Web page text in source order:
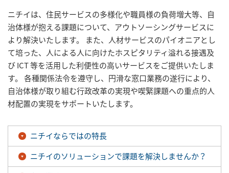
ニチイは、住民サービスの多様化や職員様の負荷増大等、自
治体様が抱える課題について、アウトソーシングサービスに
より解決いたします。 また、人材サービスのパイオニアとし
て培った、人による人に向けたホスピタリティ溢れる接遇及
び ICT 等を活用した利便性の高いサービスをご提供いたしま
す。 各種関係法令を遵守し、円滑な窓口業務の遂行により、
自治体様が取り組む行政改革の実現や喫緊課題への重点的人
材配置の実現をサポートいたします。
ニチイならではの特長
ニチイのソリューションで課題を解決しませんか？